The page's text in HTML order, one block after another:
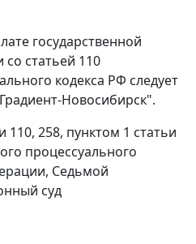
государственной
со статьей 110
кодекса РФ следует
Новосибирск".
110, 258, пунктом 1 статьи
процессуального
Седьмой
суд